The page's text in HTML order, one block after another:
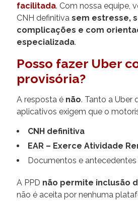
facilitada. Com nossa equipe,
CNH definitiva sem estresse,
complicações e com
especializada.
Posso fazer Uber
provisória?
A resposta é não. Tanto a Uber
aplicativos exigem que o
CNH definitiva
EAR – Exerce Atividade
Documentos e antecedentes
A PPD não permite inclusão
não é aceita por nenhuma